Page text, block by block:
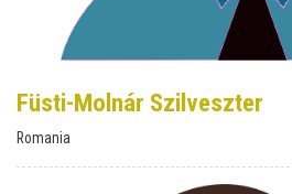
Füsti-Molnár Szilveszter
Romania